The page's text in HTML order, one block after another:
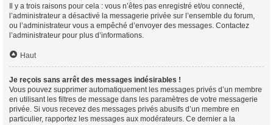
Il y a trois raisons pour cela : vous n’êtes pas enregistré et/ou connecté,
l’administrateur a désactivé la messagerie privée sur l’ensemble du forum,
ou l’administrateur vous a empêché d’envoyer des messages. Contactez
l’administrateur pour plus d’informations.
Haut
Je reçois sans arrêt des messages indésirables !
Vous pouvez supprimer automatiquement les messages privés d’un membre
en utilisant les filtres de message dans les paramètres de votre messagerie
privée. Si vous recevez des messages privés abusifs d’un membre en
particulier, rapportez les messages aux modérateurs. Ce dernier a la